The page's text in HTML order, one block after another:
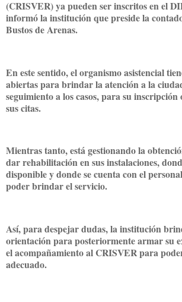
(CRISVER) ya pueden ser inscritos en el
informó la institución que preside la
Bustos de Arenas.
En este sentido, el organismo asistencial
abiertas para brindar la atención a la
seguimiento a los casos, para su
sus citas.
Mientras tanto, está gestionando la
dar rehabilitación en sus instalaciones,
disponible y donde se cuenta con el
poder brindar el servicio.
Así, para despejar dudas, la institución
orientación para posteriormente armar su
el acompañamiento al CRISVER para
adecuado.